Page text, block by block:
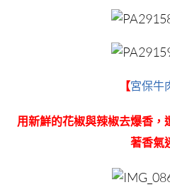
【宮保牛
用新鮮的花椒與辣椒去爆香，
著香氣